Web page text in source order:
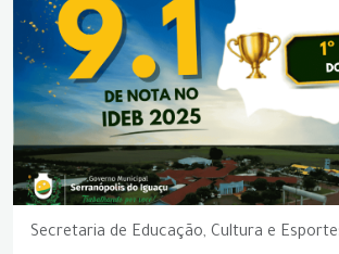
Secretaria de Educação, Cultura e